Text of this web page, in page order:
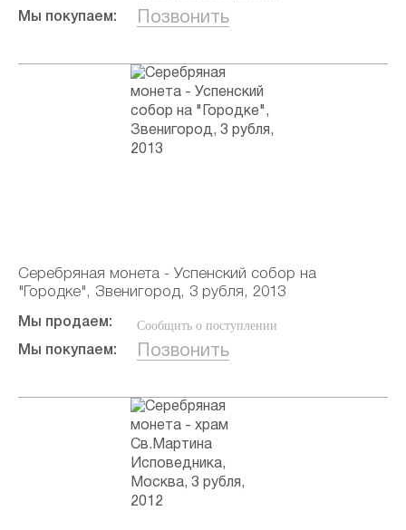
Мы покупаем: Позвонить
Серебряная монета - Успенский собор на
"Городке", Звенигород, 3 рубля, 2013
Мы продаем: Сообщить о поступлении
Мы покупаем: Позвонить